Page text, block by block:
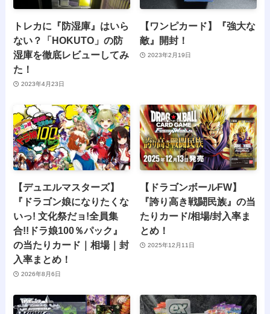
トレカに『防湿庫』はいら
ない？「HOKUTO」の防
湿庫を徹底レビューしてみ
た！
2023年4月23日
【ワンピカード】『強大な
敵』開封！
2023年2月19日
【デュエルマスターズ】
『ドラゴン娘になりたくな
いっ! 文化祭だョ!全員集
合!!ドラ娘100％パック』
の当たりカード｜相場｜封
入率まとめ！
2026年8月6日
【ドラゴンボールFW】
『誇り高き戦闘民族』の当
たりカード/相場/封入率ま
とめ！
2025年12月11日